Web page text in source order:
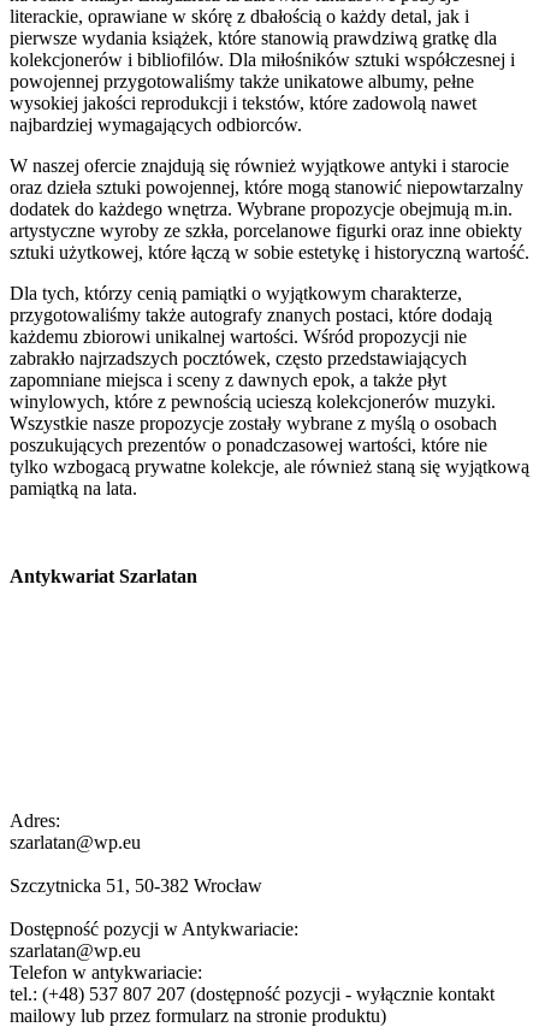
literackie, oprawiane w skórę z dbałością o każdy detal, jak i
pierwsze wydania książek, które stanowią prawdziwą gratkę dla
kolekcjonerów i bibliofilów. Dla miłośników sztuki współczesnej i
powojennej przygotowaliśmy także unikatowe albumy, pełne
wysokiej jakości reprodukcji i tekstów, które zadowolą nawet
najbardziej wymagających odbiorców.
W naszej ofercie znajdują się również wyjątkowe antyki i starocie
oraz dzieła sztuki powojennej, które mogą stanowić niepowtarzalny
dodatek do każdego wnętrza. Wybrane propozycje obejmują m.in.
artystyczne wyroby ze szkła, porcelanowe figurki oraz inne obiekty
sztuki użytkowej, które łączą w sobie estetykę i historyczną wartość.
Dla tych, którzy cenią pamiątki o wyjątkowym charakterze,
przygotowaliśmy także autografy znanych postaci, które dodają
każdemu zbiorowi unikalnej wartości. Wśród propozycji nie
zabrakło najrzadszych pocztówek, często przedstawiających
zapomniane miejsca i sceny z dawnych epok, a także płyt
winylowych, które z pewnością ucieszą kolekcjonerów muzyki.
Wszystkie nasze propozycje zostały wybrane z myślą o osobach
poszukujących prezentów o ponadczasowej wartości, które nie
tylko wzbogacą prywatne kolekcje, ale również staną się wyjątkową
pamiątką na lata.
Antykwariat Szarlatan
Adres:
szarlatan@wp.eu
Szczytnicka 51, 50-382 Wrocław
Dostępność pozycji w Antykwariacie:
szarlatan@wp.eu
Telefon w antykwariacie:
tel.: (+48) 537 807 207 (dostępność pozycji - wyłącznie kontakt
mailowy lub przez formularz na stronie produktu)